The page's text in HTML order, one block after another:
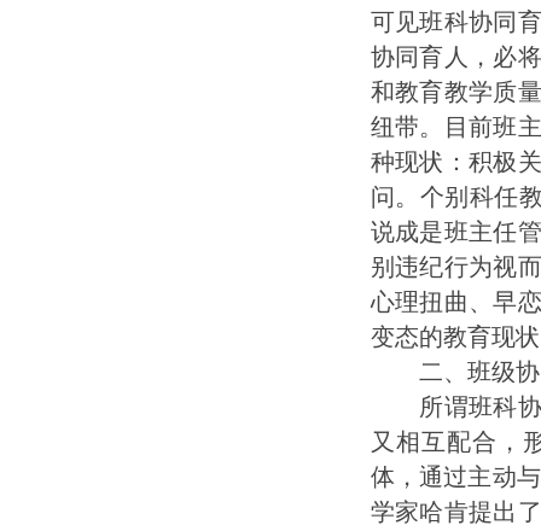
可见班科协同
协同育人，必
和教育教学质
纽带。目前班
种现状：积极
问。个别科任
说成是班主任
别违纪行为视
心理扭曲、早
变态的教育现
二、班级协
所谓班科协
又相互配合，
体，通过主动
学家哈肯提出